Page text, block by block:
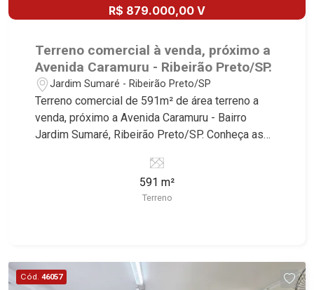
R$ 879.000,00 V
Terreno comercial à venda, próximo a
Avenida Caramuru - Ribeirão Preto/SP.
Jardim Sumaré - Ribeirão Preto/SP
Terreno comercial de 591m² de área terreno a
venda, próximo a Avenida Caramuru - Bairro
Jardim Sumaré, Ribeirão Preto/SP. Conheça as
Imobiliária selecionou para você: - 591m² de área
referência no mercado imobiliário desde 2000.
591 m²
Terreno
Cód. 46057